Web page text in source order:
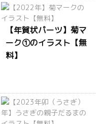
【年賀状パーツ】菊マ
ーク①のイラスト【無
料】